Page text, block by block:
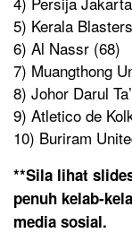
5) Kerala
6) Al Nassr (68)
7) Muangthong
8) Johor Darul
9) Atletico de
10) Buriram
**Sila lihat
penuh kelab-
media sosial.